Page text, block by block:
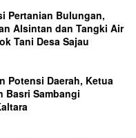
Pertanian Bulungan,
Alsintan dan Tangki Air
Tani Desa Sajau
Potensi Daerah, Ketua
Basri Sambangi